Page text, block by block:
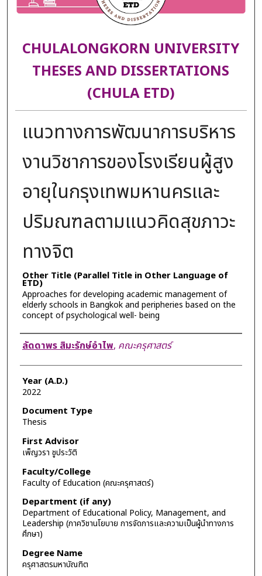
CHULALONGKORN UNIVERSITY
THESES AND DISSERTATIONS
(CHULA ETD)
แนวทางการพัฒนาการบริหาร
งานวิชาการของโรงเรียนผู้สูง
อายุในกรุงเทพมหานครและ
ปริมณฑลตามแนวคิดสุขภาวะ
ทางจิต
Other Title (Parallel Title in Other Language of
ETD)
Approaches for developing academic management of
elderly schools in Bangkok and peripheries based on the
concept of psychological well- being
Author
ลัดดาพร สิมะรักษ์อำไพ, คณะครุศาสตร์
Year (A.D.)
2022
Document Type
Thesis
First Advisor
เพ็ญวรา ชูประวัติ
Faculty/College
Faculty of Education (คณะครุศาสตร์)
Department (if any)
Department of Educational Policy, Management, and
Leadership (ภาควิชานโยบาย การจัดการและความเป็นผู้นำทางการ
ศึกษา)
Degree Name
ครุศาสตรมหาบัณฑิต